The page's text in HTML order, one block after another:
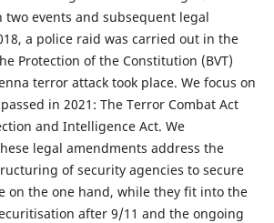
two events and subsequent legal
a police raid was carried out in the
Protection of the Constitution (BVT)
terror attack took place. We focus on
in 2021: The Terror Combat Act
and Intelligence Act. We
legal amendments address the
of security agencies to secure
on the one hand, while they fit into the
after 9/11 and the ongoing